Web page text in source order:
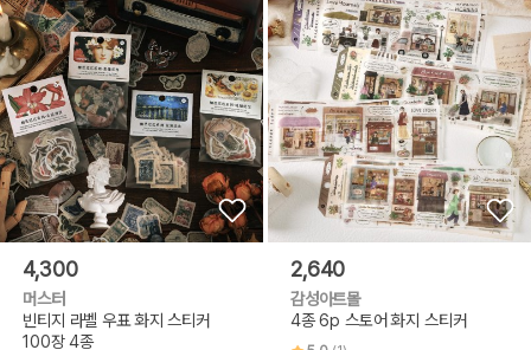
4,300
머스터
빈티지 라벨 우표 화지 스티커
100장 4종
2,640
감성아트몰
4종 6p 스토어 화지 스티커